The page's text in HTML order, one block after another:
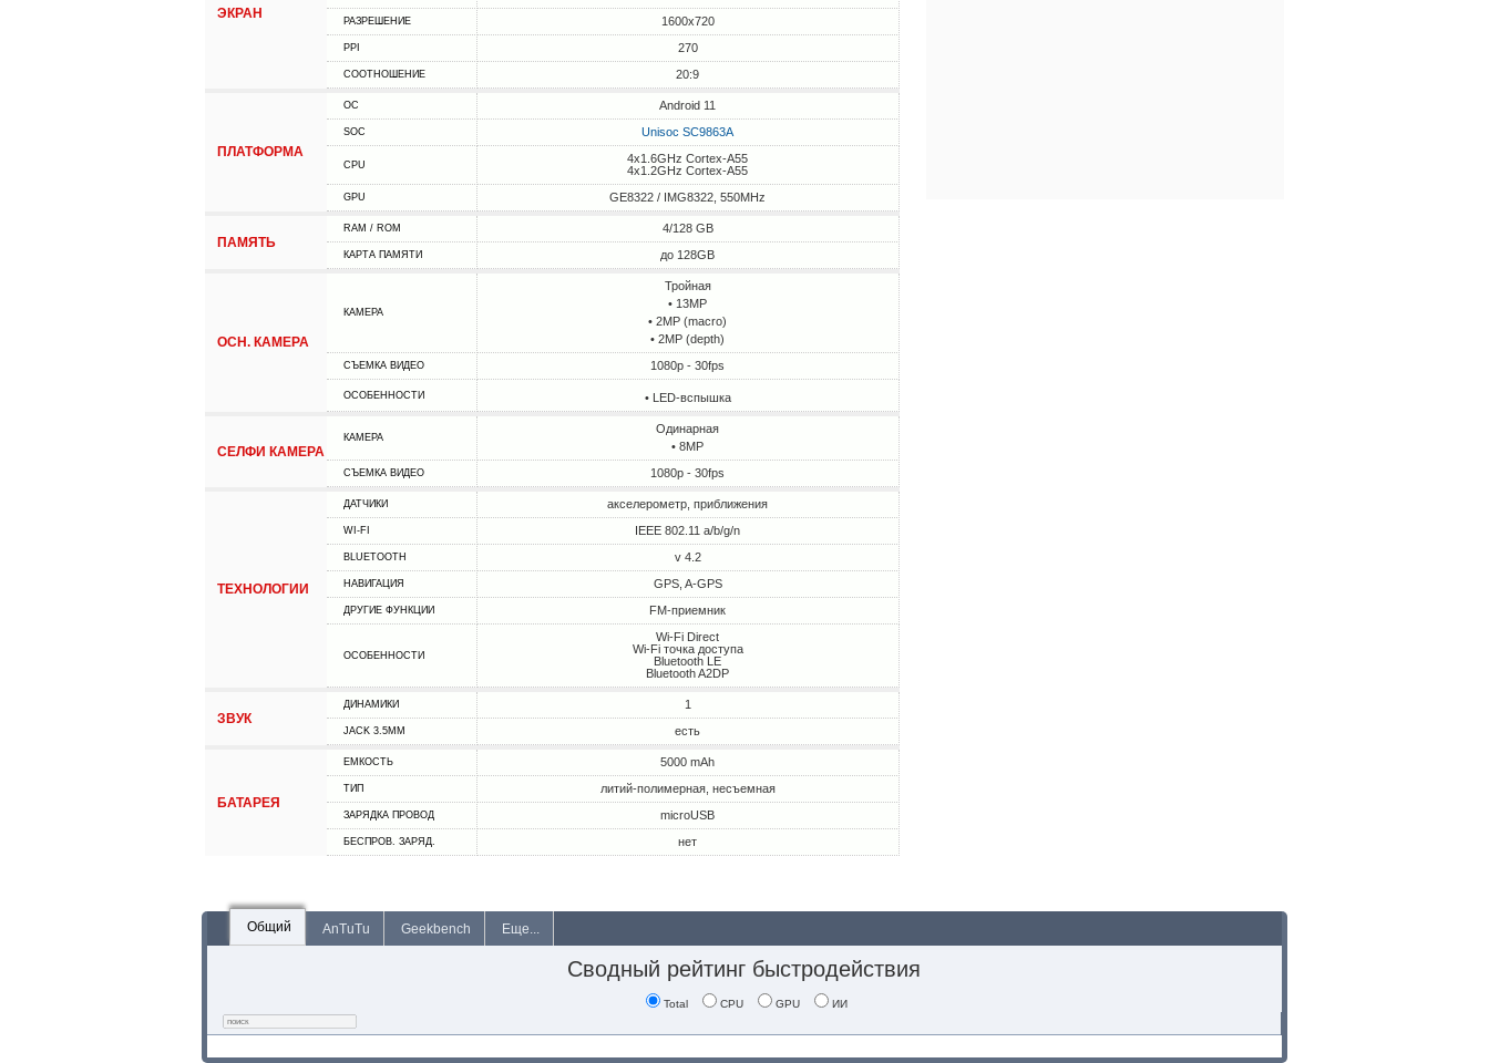
ЭКРАН РАЗРЕШЕНИЕ 1600x720
PPI 270
СООТНОШЕНИЕ 20:9
ПЛАТФОРМА
ОС Android 11
SOC Unisoc SC9863A
CPU
4x1.6GHz Cortex-A55
4x1.2GHz Cortex-A55
GPU GE8322 / IMG8322, 550MHz
ПАМЯТЬ
RAM / ROM 4/128 GB
КАРТА ПАМЯТИ до 128GB
ОСН. КАМЕРА
КАМЕРА
Тройная
• 13MP
• 2MP (macro)
• 2MP (depth)
СЪЕМКА ВИДЕО 1080p - 30fps
ОСОБЕННОСТИ • LED-вспышка
СЕЛФИ КАМЕРА
КАМЕРА
Одинарная
• 8MP
СЪЕМКА ВИДЕО 1080p - 30fps
ТЕХНОЛОГИИ
ДАТЧИКИ акселерометр, приближения
WI-FI IEEE 802.11 a/b/g/n
BLUETOOTH v 4.2
НАВИГАЦИЯ GPS, A-GPS
ДРУГИЕ ФУНКЦИИ FM-приемник
ОСОБЕННОСТИ
Wi-Fi Direct
Wi-Fi точка доступа
Bluetooth LE
Bluetooth A2DP
ЗВУК
ДИНАМИКИ 1
JACK 3.5MM есть
БАТАРЕЯ
ЕМКОСТЬ 5000 mAh
ТИП литий-полимерная, несъемная
ЗАРЯДКА ПРОВОД microUSB
БЕСПРОВ. ЗАРЯД. нет
Общий AnTuTu Geekbench Еще...
Сводный рейтинг быстродействия
Total CPU GPU ИИ